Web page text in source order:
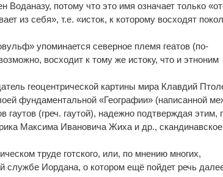
Воданазу, потому что это имя означает только
из себя», т.е. «исток, к которому восходят
упоминается северное племя геатов (по-
восходит к тому же истоку, что и этноним
геоцентрической картины мира Клавдий
фундаментальной «Географии» (написанной
гаутов (греч. гаутой), надежно подтверждая этим,
Максима Ивановича Жиха и др., скандинавское
труде готского, или, по мнению многих,
службе Иордана, о котором ещё пойдет речь